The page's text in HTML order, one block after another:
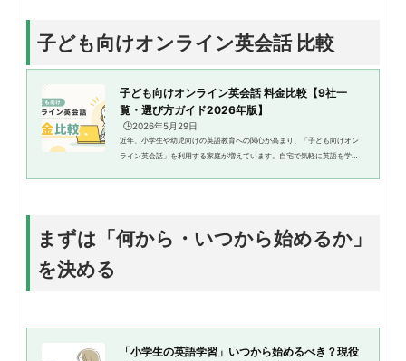
子ども向けオンライン英会話 比較
子ども向けオンライン英会話 料金比較【9社一
覧・選び方ガイド2026年版】
🕒️2026年5月29日
近年、小学生や幼児向けの英語教育への関心が高まり、「子ども向けオン
ライン英会話」を利用する家庭が増えています。自宅で気軽に英語を学べ
まずは「何から・いつから始めるか」
を決める
「小学生の英語学習」いつから始めるべき？現役